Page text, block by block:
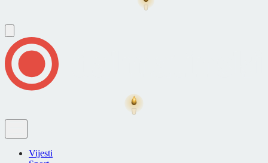
Vijesti